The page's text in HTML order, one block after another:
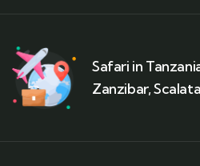
Safari in
Zanzibar,